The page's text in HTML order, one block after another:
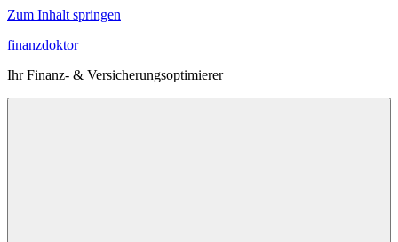
Zum Inhalt springen
finanzdoktor
Ihr Finanz- & Versicherungsoptimierer